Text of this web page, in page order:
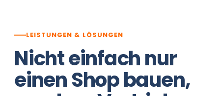
LEISTUNGEN & LÖSUNGEN
Nicht einfach nur
einen Shop bauen,